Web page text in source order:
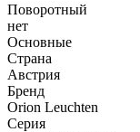
Поворотный
нет
Основные
Страна
Австрия
Бренд
Orion Leuchten
Серия